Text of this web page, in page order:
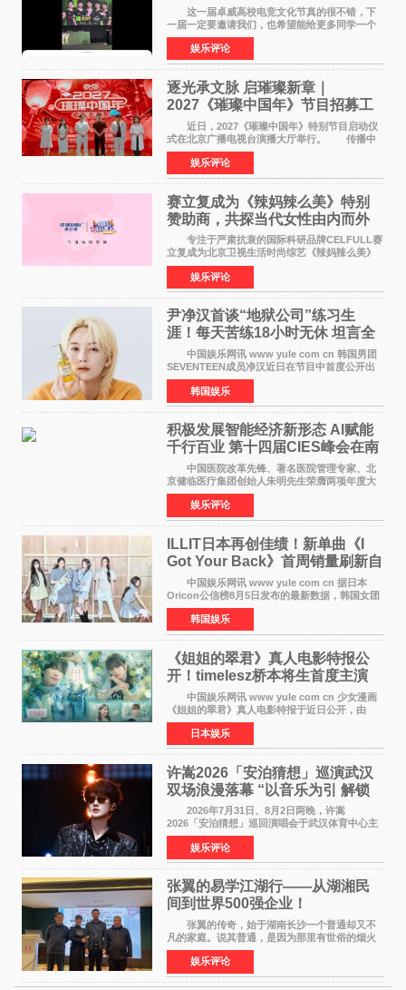
这一届卓威高校电竞文化节真的很不错，下
一届一定要邀请我们，也希望能给更多同学一个
来到现场的机会。 2026卓威高校电竞文化节
已经落下帷幕，在活动结束后，仍有不少高校电
竞社负责人和现
娱乐评论
逐光承文脉 启璀璨新章｜
2027《璀璨中国年》节目招募工
作圆满启动
近日，2027《璀璨中国年》特别节目启动仪
式在北京广播电视台演播大厅举行。 传播中
华优秀传统文化，弘扬纯正国风艺术，打造高规
格、高质感、正能量的文艺盛典，是璀璨中国年
矢志不渝的初心
娱乐评论
赛立复成为《辣妈辣么美》特别
赞助商，共探当代女性由内而外
活力美
专注于严肃抗衰的国际科研品牌CELFULL赛
立复成为北京卫视生活时尚综艺《辣妈辣么美》
的特别赞助商,明星辣妈袁咏仪倾情参与，向广大
都市女性传递健康生活新主张，寄语当代女性在
家庭与自我之间
娱乐评论
尹净汉首谈“地狱公司”练习生
涯！每天苦练18小时无休 坦言全
靠成员撑过来
中国娱乐网讯 www yule com cn 韩国男团
SEVENTEEN成员净汉近日在节目中首度公开出
道前的残酷练习生经历，并提及经纪公司Pledis
娱乐，引发广泛关注。 在8月2日播出的日本
TBS综艺节目《周
韩国娱乐
积极发展智能经济新形态 Al赋能
千行百业 第十四届CIES峰会在南
京盛大召开
中国医院改革先锋、著名医院管理专家、北
京健临医疗集团创始人朱明先生荣膺两项年度大
奖 2026年7月31日，盛夏金陵，长江之畔，
以重落地·真务实·强链接为主题的2026&lsquo;人
工智能+&rsquo
娱乐评论
ILLIT日本再创佳绩！新单曲《I
Got Your Back》首周销量刷新自
身纪录
中国娱乐网讯 www yule com cn 据日本
Oricon公信榜8月5日发布的最新数据，韩国女团
ILLIT在日本发行的第二张单曲《I Got Your
Back》首周销量达到71,009张，成功跻身最新一
期周单曲排行
韩国娱乐
《姐姐的翠君》真人电影特报公
开！timelesz桥本将生首度主演
12月4日上映
中国娱乐网讯 www yule com cn 少女漫画
《姐姐的翠君》真人电影特报于近日公开，由
timelesz成员桥本将生担任主演，这也是他首次
担任电影主演，引发高度关注。 女高中生咲
苗翠（中岛瑠菜
日本娱乐
许嵩2026「安泊猜想」巡演武汉
双场浪漫落幕 “以音乐为引 解锁
江城记忆”
2026年7月31日、8月2日两晚，许嵩
2026「安泊猜想」巡回演唱会于武汉体育中心主
体育场盛大开唱。许嵩与数万歌迷在此相聚，从
浪漫惬意的舞台设计到充满诚意与惊喜的现场互
动，共同开启了一场关于
娱乐评论
张翼的易学江湖行——从湖湘民
间到世界500强企业！
张翼的传奇，始于湖南长沙一个普通却又不
凡的家庭。说其普通，是因为那里有世俗的烟火
气；说其不凡，是因为家中有一位洞悉天地玄机
的长者——他的爷爷。作为当地的风水师，爷爷
是张翼走进易学
娱乐评论